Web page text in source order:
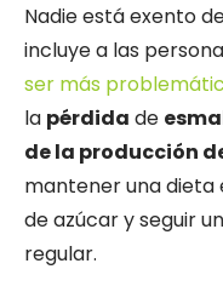
Nadie está exento
incluye a las
ser más
la pérdida de
de la producción
mantener una dieta
de azúcar y seguir
regular.